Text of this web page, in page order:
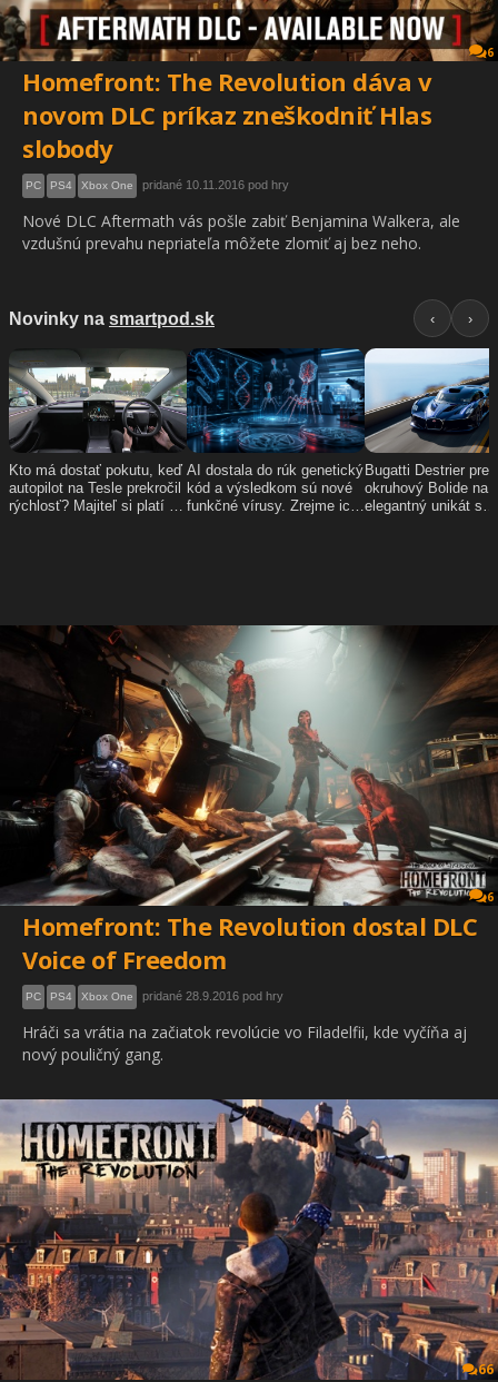
6
Homefront: The Revolution dáva v
novom DLC príkaz zneškodniť Hlas
slobody
PC PS4 Xbox One pridané 10.11.2016 pod hry
Nové DLC Aftermath vás pošle zabiť Benjamina Walkera, ale
vzdušnú prevahu nepriateľa môžete zlomiť aj bez neho.
6
Homefront: The Revolution dostal DLC
Voice of Freedom
PC PS4 Xbox One pridané 28.9.2016 pod hry
Hráči sa vrátia na začiatok revolúcie vo Filadelfii, kde vyčíňa aj
nový pouličný gang.
66